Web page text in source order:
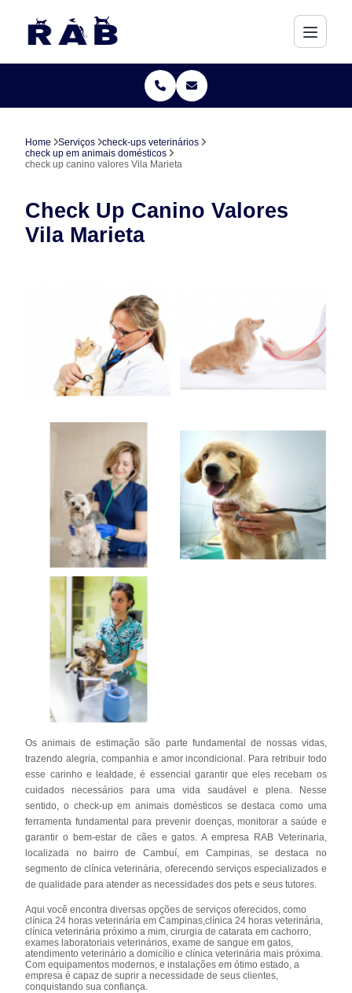
Home Serviços
check-ups veterinários
check up em animais domésticos
check up canino valores Vila Marieta
Check Up Canino Valores
Vila Marieta
Os animais de estimação são parte fundamental de nossas vidas,
trazendo alegria, companhia e amor incondicional. Para retribuir todo
esse carinho e lealdade, é essencial garantir que eles recebam os
cuidados necessários para uma vida saudável e plena. Nesse
sentido, o check-up em animais domésticos se destaca como uma
ferramenta fundamental para prevenir doenças, monitorar a saúde e
garantir o bem-estar de cães e gatos. A empresa RAB Veterinaria,
localizada no bairro de Cambuí, em Campinas, se destaca no
segmento de clínica veterinária, oferecendo serviços especializados e
de qualidade para atender as necessidades dos pets e seus tutores.
Aqui você encontra diversas opções de serviços oferecidos, como
clínica 24 horas veterinária em Campinas,clínica 24 horas veterinária,
clínica veterinária próximo a mim, cirurgia de catarata em cachorro,
exames laboratoriais veterinários, exame de sangue em gatos,
atendimento veterinário a domicílio e clínica veterinária mais próxima.
Com equipamentos modernos, e instalações em ótimo estado, a
empresa é capaz de suprir a necessidade de seus clientes,
conquistando sua confiança.